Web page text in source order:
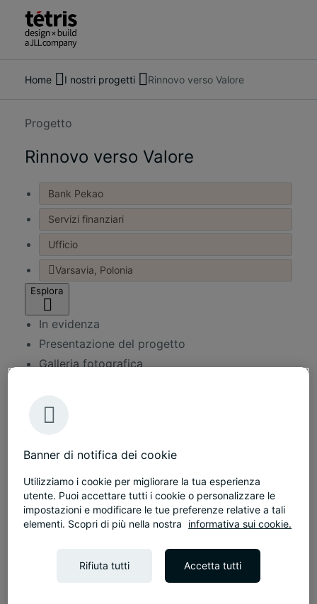
Chi siamo
Servizi
I nostri progetti
Contattaci
Home I nostri progetti Rinnovo verso Valore
Cerca
persone,
luoghi,
e
Progetto
Rinnovo verso Valore
Bank Pekao
Servizi finanziari
Ufficio
Varsavia, Polonia
Esplora
In evidenza
Presentazione del progetto
Galleria fotografica
4 settimane
Interior design commerciale
Servizi di fit-out
Presentazione del progetto
Lipowy Office Park è un complesso direzionale
Banner di notifica dei cookie
Utilizziamo i cookie per migliorare la tua esperienza
utente. Puoi accettare tutti i cookie o personalizzare le
impostazioni e modificare le tue preferenze relative a tali
elementi. Scopri di più nella nostra
informativa sui cookie.
Rifiuta tutti Accetta tutti